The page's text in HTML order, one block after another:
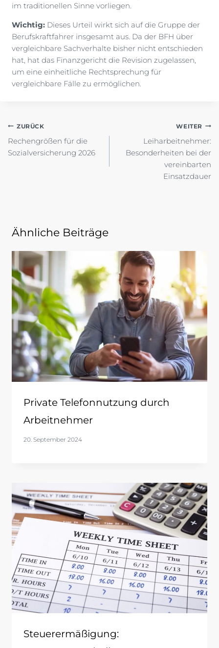
im traditionellen Sinne vorliegen.
Wichtig: Dieses Urteil wirkt sich auf die Gruppe der
Berufskraftfahrer insgesamt aus. Da der BFH über
vergleichbare Sachverhalte bisher nicht entschieden
hat, hat das Finanzgericht die Revision zugelassen,
um eine einheitliche Rechtsprechung für
vergleichbare Fälle zu ermöglichen.
Beitragsnavigation
ZURÜCK
Rechengrößen für die
Sozialversicherung 2026
WEITER
Leiharbeitnehmer:
Besonderheiten bei der
vereinbarten
Einsatzdauer
Ähnliche Beiträge
Private Telefonnutzung durch
Arbeitnehmer
20. September 2024
Steuerermäßigung: